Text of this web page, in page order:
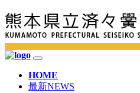
HOME
最新NEWS